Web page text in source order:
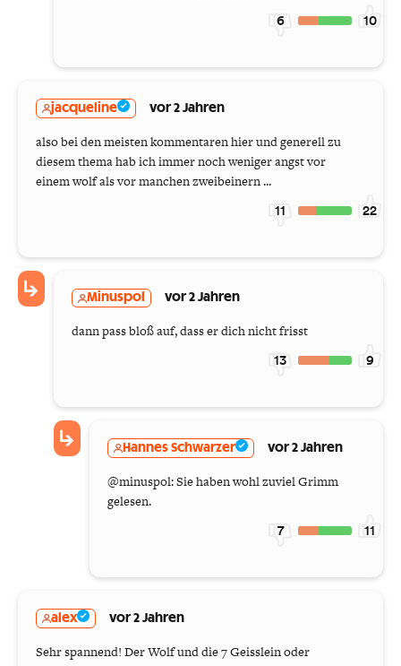
6 10
jacqueline vor 2 Jahren
also bei den meisten kommentaren hier und generell zu
diesem thema hab ich immer noch weniger angst vor
einem wolf als vor manchen zweibeinern ...
11 22
Minuspol vor 2 Jahren
dann pass bloß auf, dass er dich nicht frisst
13 9
Hannes Schwarzer vor 2 Jahren
@minuspol: Sie haben wohl zuviel Grimm
gelesen.
7 11
alex vor 2 Jahren
Sehr spannend! Der Wolf und die 7 Geisslein oder